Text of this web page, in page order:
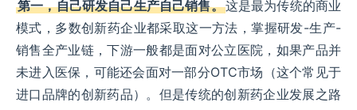
第一，自己研发自己生产自己销售。这是最为传统的商业
模式，多数创新药企业都采取这一方法，掌握研发-生产-
销售全产业链，下游一般都是面对公立医院，如果产品并
未进入医保，可能还会面对一部分OTC市场（这个常见于
进口品牌的创新药品）。但是传统的创新药企业发展之路